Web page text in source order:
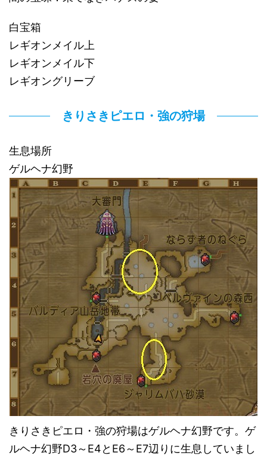
白宝箱
レギオンメイル上
レギオンメイル下
レギオングリーブ
きりさきピエロ・強の狩場
生息場所
ゲルヘナ幻野
きりさきピエロ・強の狩場はゲルヘナ幻野です。ゲ
ルヘナ幻野D3～E4とE6～E7辺りに生息していまし